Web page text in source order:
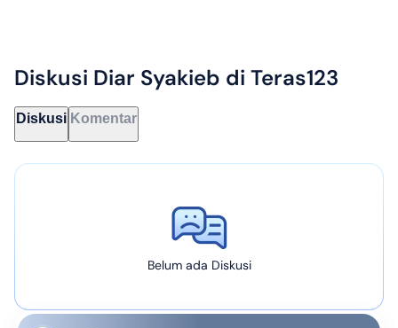
Diskusi Diar Syakieb di Teras123
Diskusi Komentar
Belum ada Diskusi